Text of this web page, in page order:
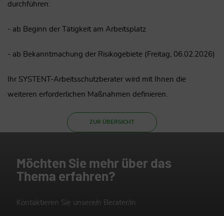
durchführen:
- ab Beginn der Tätigkeit am Arbeitsplatz
- ab Bekanntmachung der Risikogebiete (Freitag, 06.02.2026)
Ihr SYSTENT-Arbeitsschutzberater wird mit Ihnen die
weiteren erforderlichen Maßnahmen definieren.
ZUR ÜBERSICHT
Möchten Sie mehr über das
Thema erfahren?
Kontaktieren Sie unsere/n Berater/in